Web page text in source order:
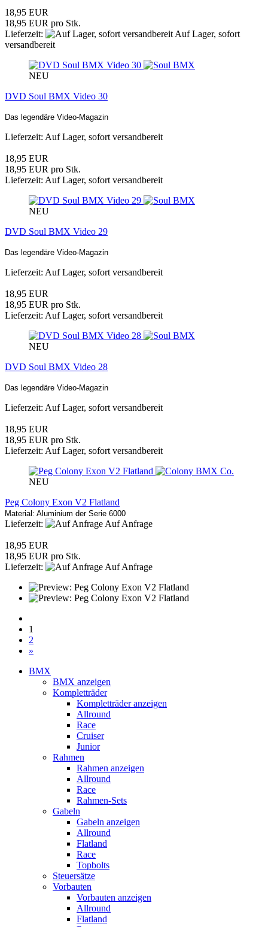
18,95 EUR
18,95 EUR pro Stk.
Lieferzeit:
Auf Lager, sofort
versandbereit
NEU
DVD Soul BMX Video 30
Das legendäre Video-Magazin
Lieferzeit: Auf Lager, sofort versandbereit
18,95 EUR
18,95 EUR pro Stk.
Lieferzeit: Auf Lager, sofort versandbereit
NEU
DVD Soul BMX Video 29
Das legendäre Video-Magazin
Lieferzeit: Auf Lager, sofort versandbereit
18,95 EUR
18,95 EUR pro Stk.
Lieferzeit: Auf Lager, sofort versandbereit
NEU
DVD Soul BMX Video 28
Das legendäre Video-Magazin
Lieferzeit: Auf Lager, sofort versandbereit
18,95 EUR
18,95 EUR pro Stk.
Lieferzeit: Auf Lager, sofort versandbereit
NEU
Peg Colony Exon V2 Flatland
Material: Aluminium der Serie 6000
Lieferzeit: Auf Anfrage
18,95 EUR
18,95 EUR pro Stk.
Lieferzeit:
Auf Anfrage
1
2
»
BMX
BMX anzeigen
Kompletträder
Kompletträder anzeigen
Allround
Race
Cruiser
Junior
Rahmen
Rahmen anzeigen
Allround
Race
Rahmen-Sets
Gabeln
Gabeln anzeigen
Allround
Flatland
Race
Topbolts
Steuersätze
Vorbauten
Vorbauten anzeigen
Allround
Flatland